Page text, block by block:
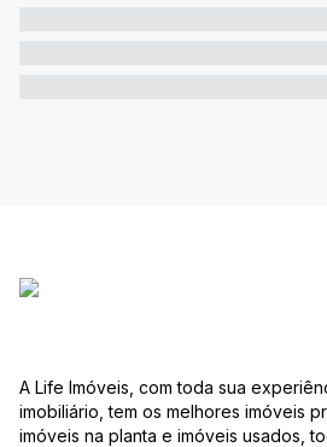
A Life Imóveis, com toda sua
imobiliário, tem os melhores imóveis
imóveis na planta e imóveis usados,